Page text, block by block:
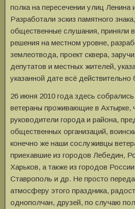
полка на пересечении улиц Ленина
Разработали эскиз памятного
общественные слушания, приняли
решения на местном уровне,
землеотвода, проект сквера,
депутатов и местных жителей,
указанной дате всё
26 июня 2010 года здесь собрались
ветераны проживающие в Ахтырке,
руководители города и района,
общественных организаций,
конечно же наши сослуживцы
приехавшие из городов Лебедин,
Харьков, а также из городов
Ставрополь и др. Не просто
атмосферу этого праздника,
однополчан, друзей, по случаю